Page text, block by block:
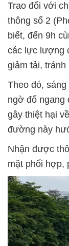
Trao đổi với
thông số 2
biết, đến 9h
các lực lượng
giảm tải, tránh
Theo đó,
ngờ đổ ngang
gây thiệt hại
đường này
Nhận được
mặt phối hợp,